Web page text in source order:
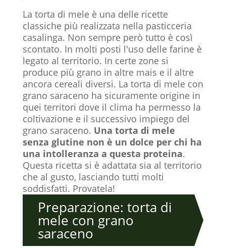
La torta di mele è una delle ricette
classiche più realizzata nella pasticceria
casalinga. Non sempre però tutto è così
scontato. In molti posti l'uso delle farine è
legato al territorio. In certe zone si
produce più grano in altre mais e il altre
ancora cereali diversi. La torta di mele con
grano saraceno ha sicuramente origine in
quei territori dove il clima ha permesso la
coltivazione e il successivo impiego del
grano saraceno. Una torta di mele
senza glutine non è un dolce per chi ha
una intolleranza a questa proteina.
Questa ricetta si è adattata sia al territorio
che al gusto, lasciando tutti molti
soddisfatti. Provatela!
Preparazione: torta di
mele con grano
saraceno